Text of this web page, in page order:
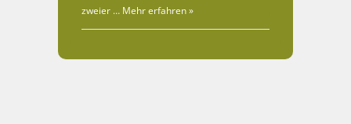
zweier … Mehr erfahren »